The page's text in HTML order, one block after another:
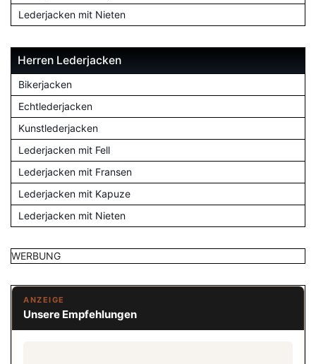
Lederjacken mit Nieten
Herren Lederjacken
Bikerjacken
Echtlederjacken
Kunstlederjacken
Lederjacken mit Fell
Lederjacken mit Fransen
Lederjacken mit Kapuze
Lederjacken mit Nieten
WERBUNG
ANZEIGE
Unsere Empfehlungen